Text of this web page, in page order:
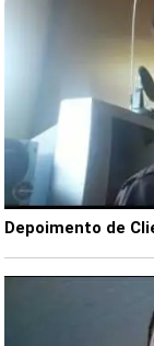
Depoimento de